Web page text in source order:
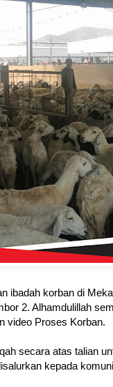
ibadah korban di
2. Alhamdulillah
video Proses Korban.
secara atas talian
kepada